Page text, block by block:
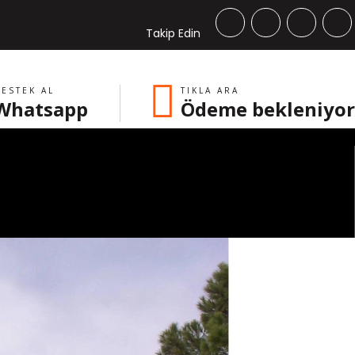
Takip Edin
AL TIKLA ARA
Ödeme bekleniyor